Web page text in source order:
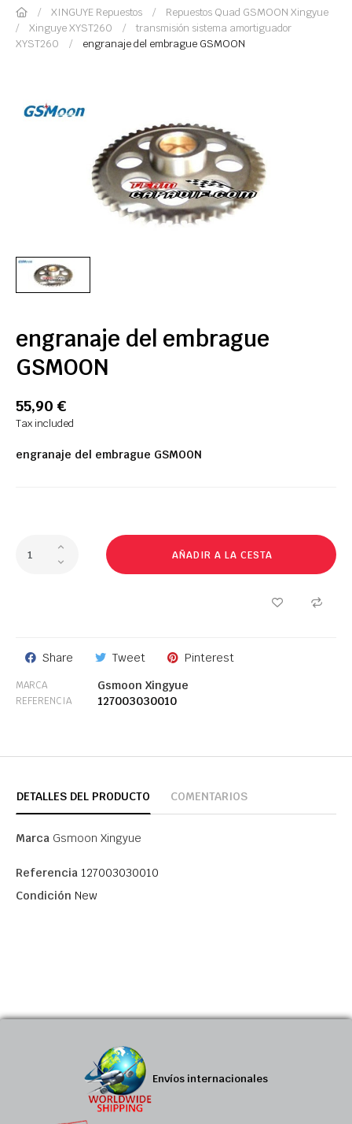
XINGUYE Repuestos
Repuestos Quad GSMOON Xingyue
Xinguye XYST260
transmisión sistema amortiguador
XYST260
engranaje del embrague GSMOON
engranaje del embrague
GSMOON
55,90 €
Tax included
engranaje del embrague GSMOON
AÑADIR A LA CESTA
Share Tweet Pinterest
MARCA Gsmoon Xingyue
REFERENCIA 127003030010
DETALLES DEL PRODUCTO COMENTARIOS
Marca Gsmoon Xingyue
Referencia 127003030010
Condición New
Envíos internacionales